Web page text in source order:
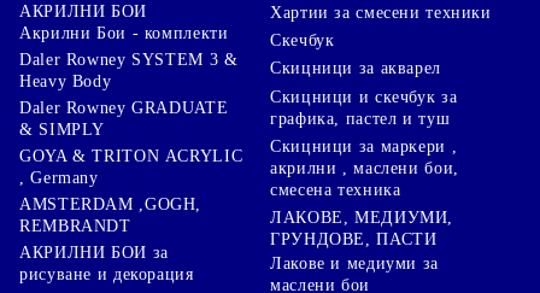
АКРИЛНИ БОИ
Акрилни Бои - комплекти
Daler Rowney SYSTEM 3 &
Heavy Body
Daler Rowney GRADUATE
& SIMPLY
GOYA & TRITON АCRYLIC
, Germany
AMSTERDAM ,GOGH,
REMBRANDT
АКРИЛНИ БОИ за
рисуване и декорация
Хартии за смесени техники
Скечбук
Скицници за акварел
Скицници и скечбук за
графика, пастел и туш
Скицници за маркери ,
акрилни , маслени бои,
смесена техника
ЛАКОВЕ, МЕДИУМИ,
ГРУНДОВЕ, ПАСТИ
Лакове и медиуми за
маслени бои